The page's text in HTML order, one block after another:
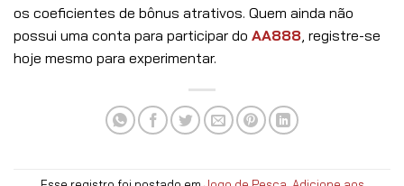
os coeficientes de bônus atrativos. Quem ainda não
possui uma conta para participar do AA888 , registre-se
hoje mesmo para experimentar.